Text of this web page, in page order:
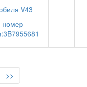
V43
номер
>>